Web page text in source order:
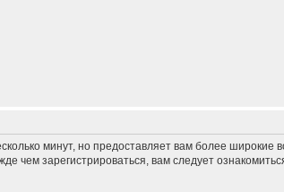
минут, но предоставляет вам более
чем зарегистрироваться, вам следует